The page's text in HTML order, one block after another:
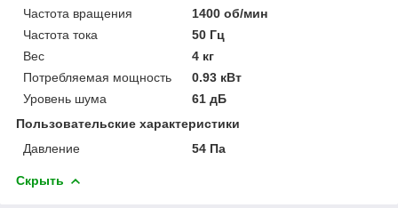
Частота вращения
1400 об/мин
Частота тока
50 Гц
Вес
4 кг
Потребляемая мощность
0.93 кВт
Уровень шума
61 дБ
Пользовательские характеристики
Давление
54 Па
Скрыть